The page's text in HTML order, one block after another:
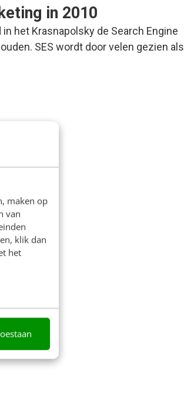
maken op
van
klik dan
het
in 2010
het Krasnapolsky de Search Engine
SES wordt door velen gezien als